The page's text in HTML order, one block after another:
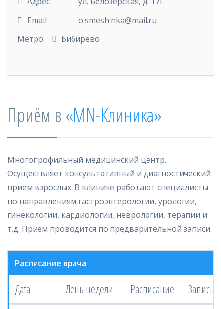
Email
o.smeshinka@mail.ru
Метро:
Бибирево
Приём в «MN-Клиника»
Многопрофильный медицинский центр.
Осуществляет консультативный и диагностический
прием взрослых. В клинике работают специалисты
по направлениям гастроэнтерологии, урологии,
гинекологии, кардиологии, неврологии, терапии и
т.д. Прием проводится по предварительной записи.
Расписание врача
Дата День недели Расписание Запись